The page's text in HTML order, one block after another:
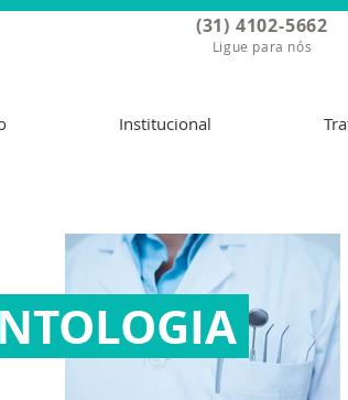
(31) 4102-5662
Ligue para nós
Institucional